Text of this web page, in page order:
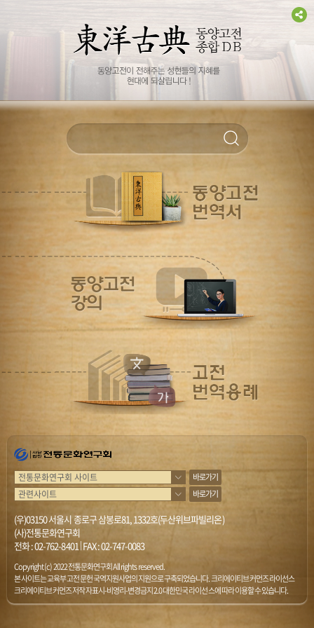
바로가기
바로가기
(우)03150 서울시 종로구 삼봉로81, 1332호(두산위브파빌리온)
(사)전통문화연구회
전화 :02-762-8401|FAX : 02-747-0083
Copyright (c) 2022 전통문화연구회 All rights reserved.
본 사이트는 교육부 고전문헌 국역지원사업의 지원으로 구축되었습니다. 크리에이티브 커먼즈 라이선스
크리에이티브 커먼즈 저작자표시-비영리-변경금지 2.0 대한민국 라이선스에 따라 이용할 수 있습니다.